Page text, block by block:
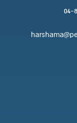
טלפון
04-